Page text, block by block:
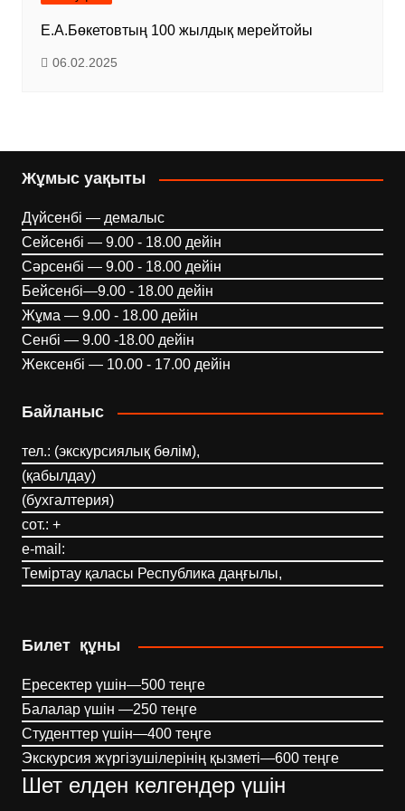
Е.А.Бөкетовтың 100 жылдық мерейтойы
06.02.2025
Жұмыс уақыты
Дүйсенбі — демалыс
Сейсенбі — 9.00 - 18.00 дейін
Сәрсенбі — 9.00 - 18.00 дейін
Бейсенбі—9.00 - 18.00 дейін
Жұма — 9.00 - 18.00 дейін
Сенбі — 9.00 -18.00 дейін
Жексенбі — 10.00 - 17.00 дейін
Байланыс
тел.: (экскурсиялық бөлім),
(қабылдау)
(бухгалтерия)
сот.: +
e-mail:
Теміртау қаласы Республика даңғылы,
Билет құны
Ересектер үшін—500 теңге
Балалар үшін —250 теңге
Студенттер үшін—400 теңге
Экскурсия жүргізушілерінің қызметі—600 теңге
Шет елден келгендер үшін